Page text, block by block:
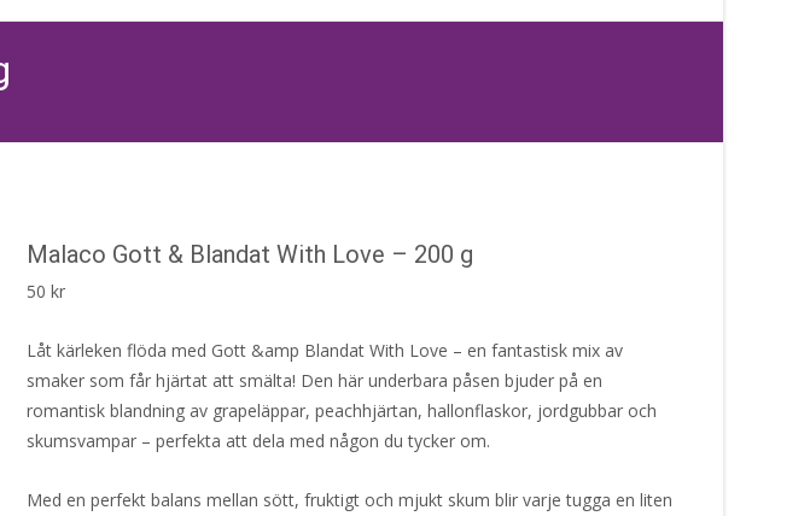
Malaco Gott & Blandat With Love – 200 g
50 kr
Låt kärleken flöda med Gott &amp Blandat With Love – en fantastisk mix av
smaker som får hjärtat att smälta! Den här underbara påsen bjuder på en
romantisk blandning av grapeläppar, peachhjärtan, hallonflaskor, jordgubbar och
skumsvampar – perfekta att dela med någon du tycker om.
Med en perfekt balans mellan sött, fruktigt och mjukt skum blir varje tugga en liten